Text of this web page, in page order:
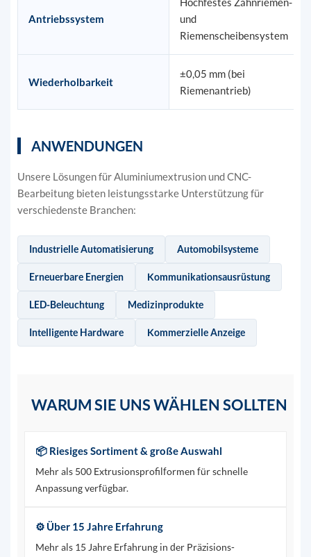
Antriebssystem
und
Riemenscheibensystem
Wiederholbarkeit
±0,05 mm (bei
Riemenantrieb)
ANWENDUNGEN
Unsere Lösungen für Aluminiumextrusion und CNC-
Bearbeitung bieten leistungsstarke Unterstützung für
verschiedenste Branchen:
Industrielle Automatisierung Automobilsysteme
Erneuerbare Energien Kommunikationsausrüstung
LED-Beleuchtung Medizinprodukte
Intelligente Hardware Kommerzielle Anzeige
WARUM SIE UNS WÄHLEN SOLLTEN
📦 Riesiges Sortiment & große Auswahl
Mehr als 500 Extrusionsprofilformen für schnelle
Anpassung verfügbar.
⚙️ Über 15 Jahre Erfahrung
Mehr als 15 Jahre Erfahrung in der Präzisions-